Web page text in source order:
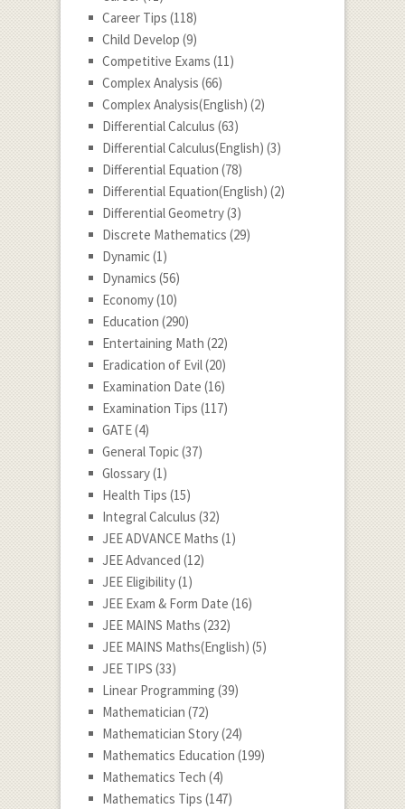
Career Tips (118)
Child Develop (9)
Competitive Exams (11)
Complex Analysis (66)
Complex Analysis(English) (2)
Differential Calculus (63)
Differential Calculus(English) (3)
Differential Equation (78)
Differential Equation(English) (2)
Differential Geometry(3)
Discrete Mathematics (29)
Dynamic(1)
Dynamics (56)
Economy(10)
Education (290)
Entertaining Math (22)
Eradication of Evil(20)
Examination Date (16)
Examination Tips (117)
GATE(4)
General Topic(37)
Glossary(1)
Health Tips (15)
Integral Calculus (32)
JEE ADVANCE Maths (1)
JEE Advanced (12)
JEE Eligibility(1)
JEE Exam & Form Date (16)
JEE MAINS Maths (232)
JEE MAINS Maths(English) (5)
JEE TIPS (33)
Linear Programming (39)
Mathematician (72)
Mathematician Story(24)
Mathematics Education (199)
Mathematics Tech (4)
Mathematics Tips (147)